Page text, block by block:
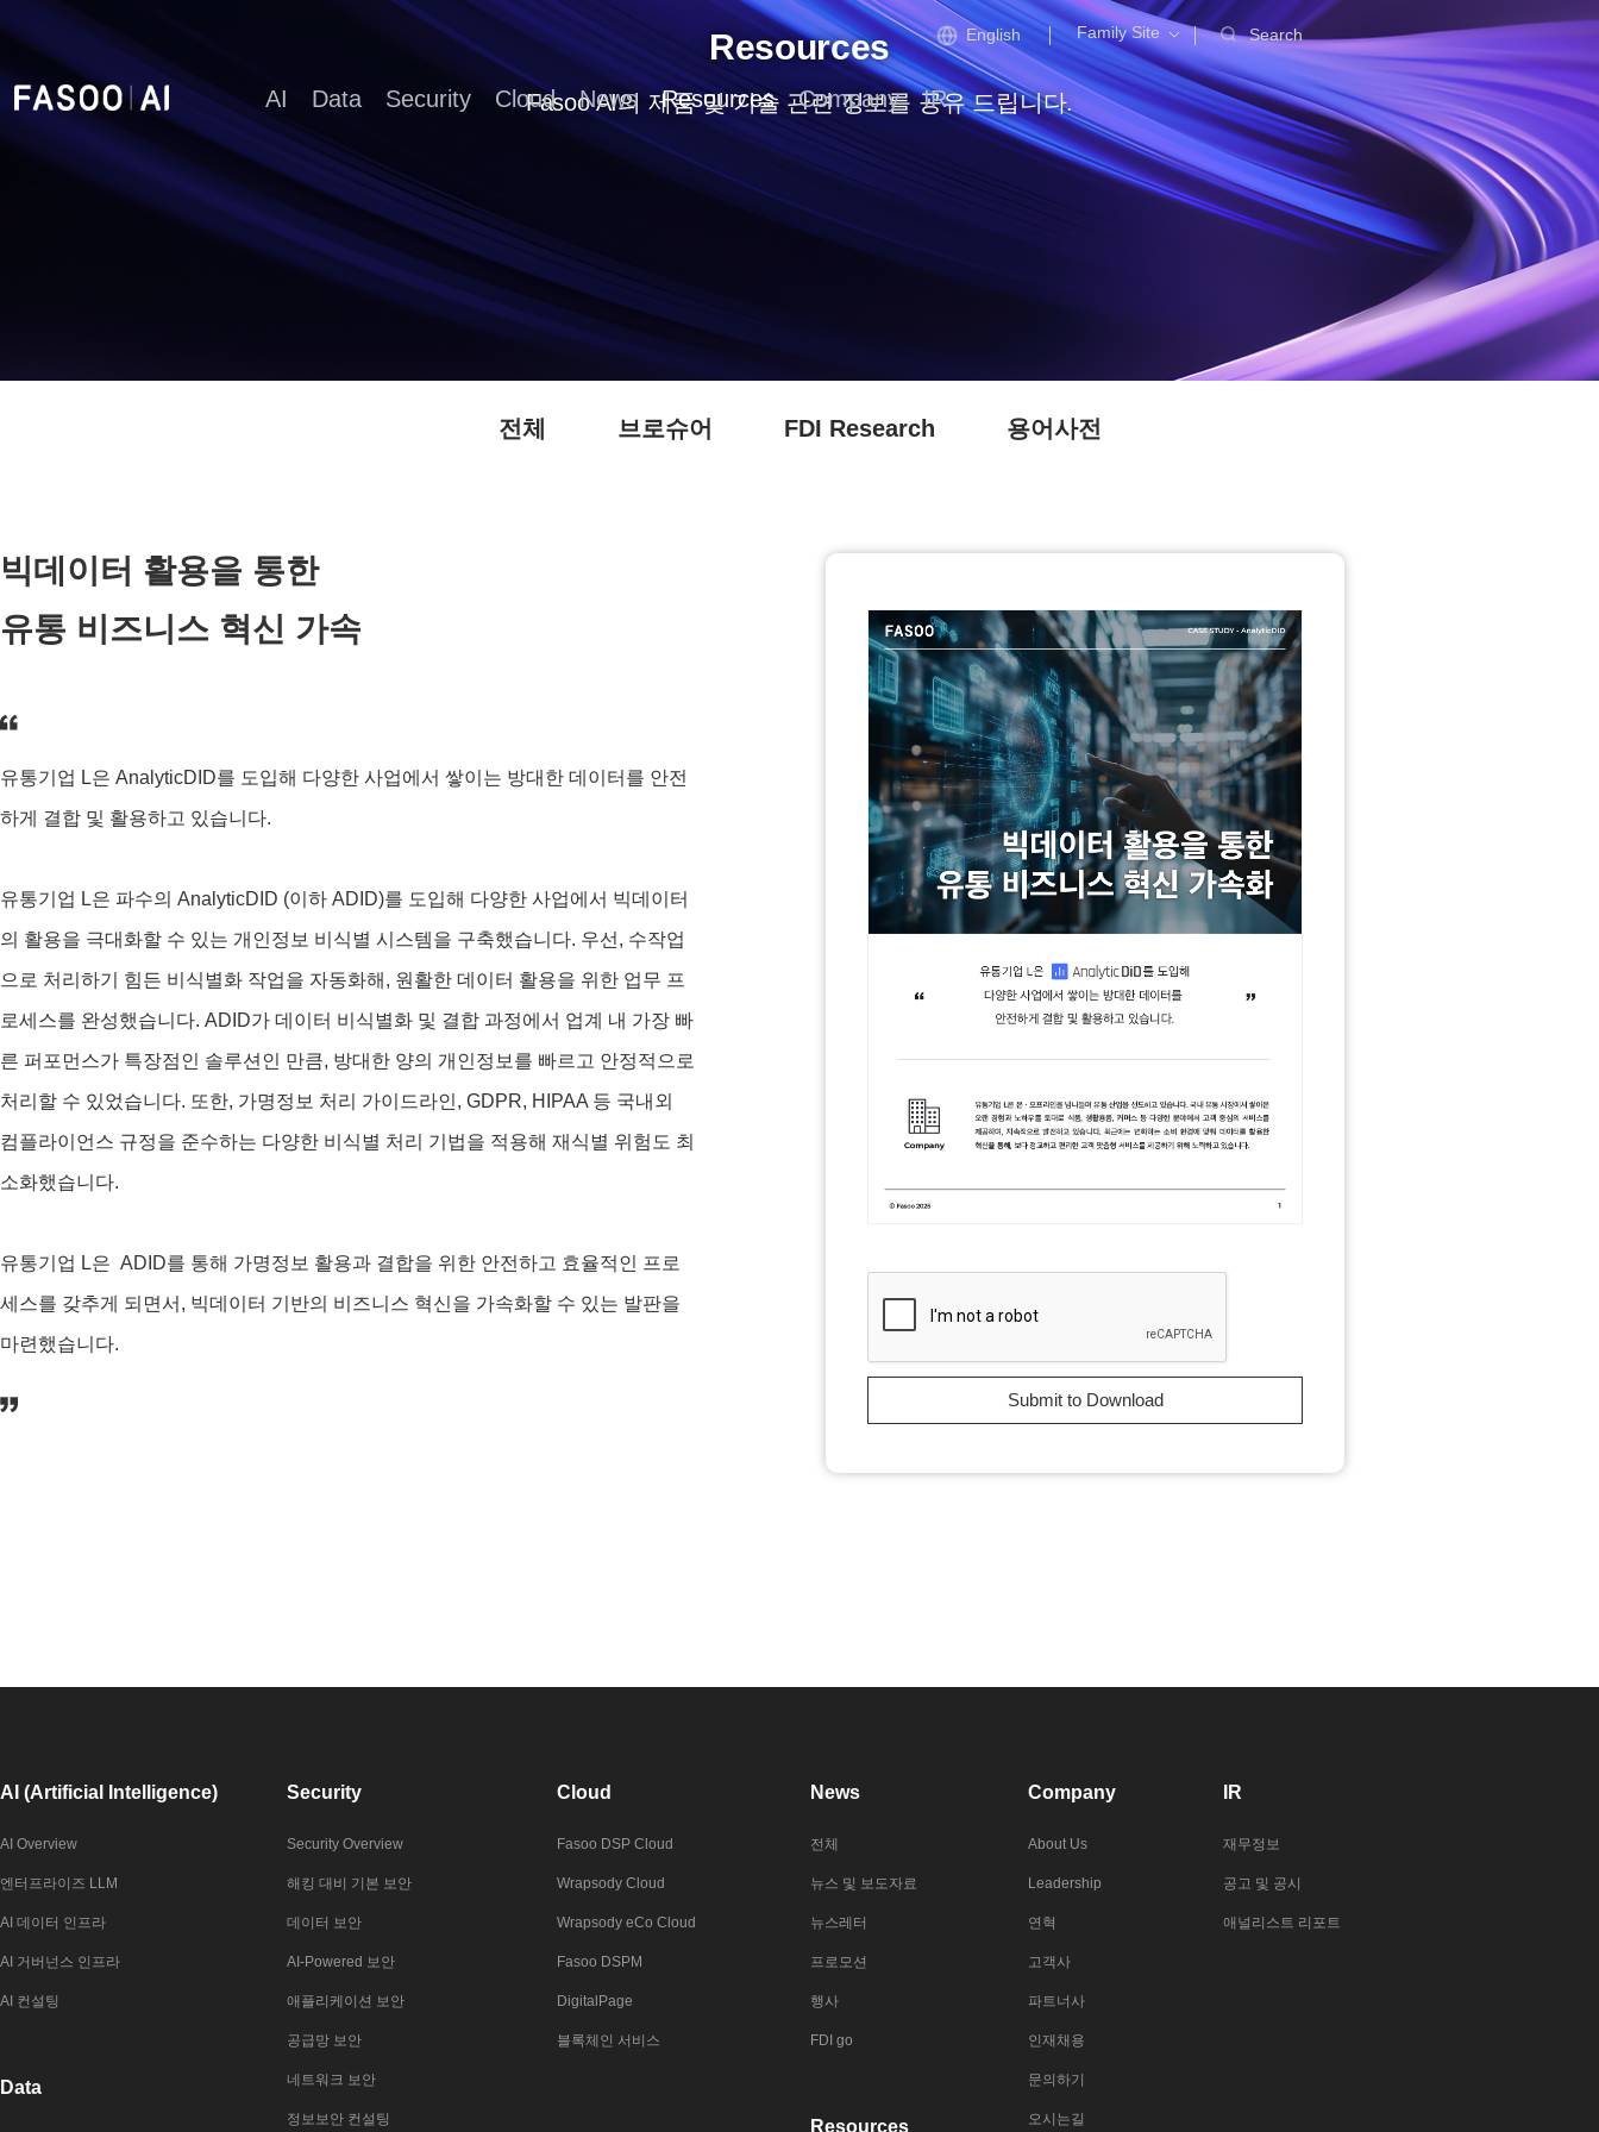
English Family Site Search
AI Data Security Cloud News Resources Company IR
Resources
Fasoo AI의 제품 및 기술 관련 정보를 공유 드립니다.
전체 브로슈어 FDI Research 용어사전
빅데이터 활용을 통한
유통 비즈니스 혁신 가속
유통기업 L은 AnalyticDID를 도입해 다양한 사업에서 쌓이는 방대한 데이터를 안전
하게 결합 및 활용하고 있습니다.
유통기업 L은 파수의 AnalyticDID (이하 ADID)를 도입해 다양한 사업에서 빅데이터
의 활용을 극대화할 수 있는 개인정보 비식별 시스템을 구축했습니다. 우선, 수작업
으로 처리하기 힘든 비식별화 작업을 자동화해, 원활한 데이터 활용을 위한 업무 프
로세스를 완성했습니다. ADID가 데이터 비식별화 및 결합 과정에서 업계 내 가장 빠
른 퍼포먼스가 특장점인 솔루션인 만큼, 방대한 양의 개인정보를 빠르고 안정적으로
처리할 수 있었습니다. 또한, 가명정보 처리 가이드라인, GDPR, HIPAA 등 국내외
컴플라이언스 규정을 준수하는 다양한 비식별 처리 기법을 적용해 재식별 위험도 최
소화했습니다.
유통기업 L은 ADID를 통해 가명정보 활용과 결합을 위한 안전하고 효율적인 프로
세스를 갖추게 되면서, 빅데이터 기반의 비즈니스 혁신을 가속화할 수 있는 발판을
마련했습니다.
Submit to Download
AI (Artificial Intelligence)
AI Overview
엔터프라이즈 LLM
AI 데이터 인프라
AI 거버넌스 인프라
AI 컨설팅
Data
Security
Security Overview
해킹 대비 기본 보안
데이터 보안
AI-Powered 보안
애플리케이션 보안
공급망 보안
네트워크 보안
정보보안 컨설팅
Cloud
Fasoo DSP Cloud
Wrapsody Cloud
Wrapsody eCo Cloud
Fasoo DSPM
DigitalPage
블록체인 서비스
News
전체
뉴스 및 보도자료
뉴스레터
프로모션
행사
FDI go
Resources
Company
About Us
Leadership
연혁
고객사
파트너사
인재채용
문의하기
오시는길
IR
재무정보
공고 및 공시
애널리스트 리포트